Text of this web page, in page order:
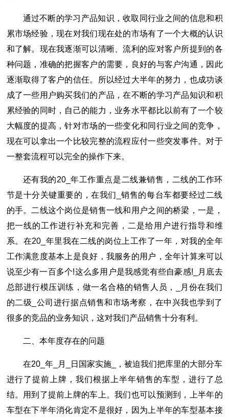
通过不断的学习产品知识，收取同行业之间的信息和积
累市场经验，现在对我们现在处的市场有了一个大概的认识
和了解。现在我逐渐可以清晰、流利的应对客户所提到的各
种问题，准确的把握客户的需要，良好的与客户沟通，因此
逐渐取得了客户的信任。所以经过大半年的努力，也成功谈
成了一些用户购买我们的产品，在不断的学习产品知识和积
累经验的同时，自己的能力，业务水平都比以前有了一个较
大幅度的提高，针对市场的一些变化和同行业之间的竞争，
现在可以拿出一个比较完整的流程应付一些突发事件。对于
一整套流程可以完全的操作下来。
还有我的20_年工作重点是二线兼销售，二线的工作环
节是十分关键重要的，在我们_销售的每台车都要经过二线
的手。二线这个岗位是销售一线和用户之间的桥梁，一是，
把一线的工作进行补充和完善，二是给用户进行指导和维
系。在20_年里我在二线的岗位上工作了一年，对我的全年
工作满意度基本上是良好，我服务的用户，全年计算来可以
说至少有一百多个!这么多用户是我感觉有些自豪感!_月底去
总部进行模压训练，做一名合格的销售人员，_月份在我们
的二级_公司进行据点销售和市场考察，在中兴我也学到了
很多的竞品的业务知识，这对我们产品销售十分有利。
二、本年度存在的问题
在20_年_月_日国家实施_，被迫我们把库里的大部分车
进行了提前上牌，我们根据上半年销售的车型，进行了总
结。用到了提前上牌的车上。我们也可以预测到，上半年的
车型在下半年消化肯定不是很好，因为上半年的车型基本接